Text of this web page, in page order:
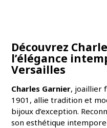
Découvrez
l’élégance
Versailles
Charles Garnier, joaillier
1901 , allie tradition et
bijoux d’exception.
son esthétique